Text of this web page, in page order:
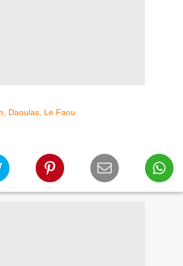
Daoulas, Le Faou